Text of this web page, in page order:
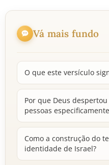
Vá mais fundo
O que este versículo
Por que Deus
pessoas
Como a construção do
identidade de Israel?